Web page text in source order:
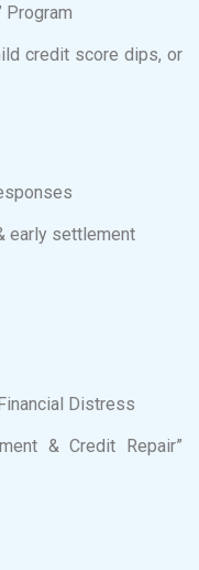
Program
credit score dips, or
early settlement
Distress
& Credit Repair”